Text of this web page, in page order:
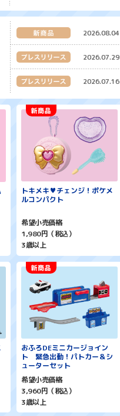
2026.08.04
2026.07.29
2026.07.16
トキメキ♥チェンジ！ポケメ
ルコンパクト
希望小売価格
1,980円（税込）
3歳以上
おふろDEミニカージョイン
ト 緊急出動！パトカー＆シ
ューターセット
希望小売価格
3,960円（税込）
3歳以上